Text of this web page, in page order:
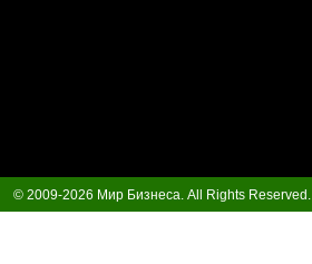
© 2009-2026 Мир Бизнеса. All Rights Reserved.